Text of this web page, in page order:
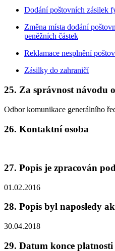
Dodání poštovních zásilek
Změna místa dodání
peněžních částek
Reklamace nesplnění
Zásilky do zahraničí
25. Za správnost návodu
Odbor komunikace generálního
26. Kontaktní osoba
27. Popis je zpracován
01.02.2016
28. Popis byl naposledy
30.04.2018
29. Datum konce platnosti